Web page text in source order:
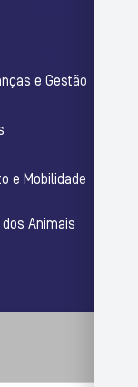
e Gestão
e Mobilidade
Animais